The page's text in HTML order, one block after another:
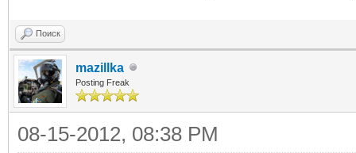
Поиск
mazillka
Posting Freak
08-15-2012, 08:38 PM